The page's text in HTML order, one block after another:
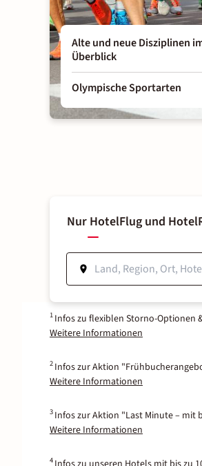
Alte und neue Disziplinen
Überblick
Olympische Sportarten
Nur HotelFlug und Hotel
1 Infos zu flexiblen Storno-Optionen
Weitere Informationen
2 Infos zur Aktion
Weitere Informationen
3 Infos zur Aktion "Last Minute – mit
Weitere Informationen
4